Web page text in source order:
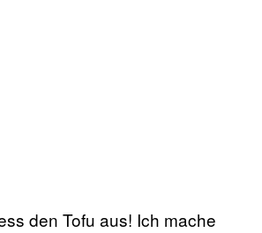
den Tofu aus! Ich mache